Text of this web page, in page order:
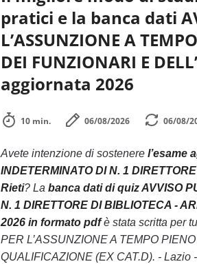
pratici e la banca dati
L’ASSUNZIONE A
DEI FUNZIONARI E
aggiornata 2026
10 min. 06/08/2026 06/08/
Avete intenzione di sostenere l’esame
INDETERMINATO DI N. 1
Rieti? La banca dati di quiz AVVISO
N. 1 DIRETTORE DI BIBLIOTECA -
2026 in formato pdfè stata scritta per
PER L’ASSUNZIONE A TEMPO
QUALIFICAZIONE (EX CAT.D). -